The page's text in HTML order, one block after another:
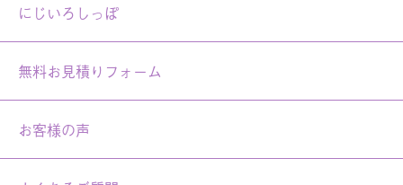
にじいろしっぽ
無料お見積りフォーム
お客様の声